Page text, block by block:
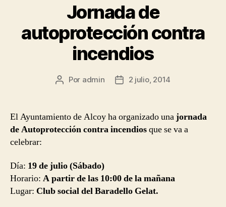
Jornada de
autoprotección contra
incendios
Autor
entrada
Por admin
Fecha
entrada
2 julio, 2014
El Ayuntamiento de Alcoy ha organizado unajornada
de Autoprotección contra incendiosque se va a
celebrar:
Día: 19 de julio (Sábado)
Horario: A partir de las 10:00 de la mañana
Lugar: Club social del Baradello Gelat.